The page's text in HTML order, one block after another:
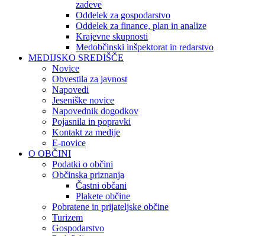
zadeve
Oddelek za gospodarstvo
Oddelek za finance, plan in analize
Krajevne skupnosti
Medobčinski inšpektorat in redarstvo
MEDIJSKO SREDIŠČE
Novice
Obvestila za javnost
Napovedi
Jeseniške novice
Napovednik dogodkov
Pojasnila in popravki
Kontakt za medije
E-novice
O OBČINI
Podatki o občini
Občinska priznanja
Častni občani
Plakete občine
Pobratene in prijateljske občine
Turizem
Gospodarstvo